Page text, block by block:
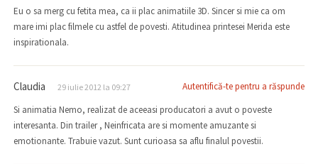
Eu o sa merg cu fetita mea, ca ii plac animatiile 3D. Sincer si mie ca om
mare imi plac filmele cu astfel de povesti. Atitudinea printesei Merida este
inspirationala.
Claudia 29 iulie 2012 la 09:27
Autentifică-te pentru a răspunde
Si animatia Nemo, realizat de aceeasi producatori a avut o poveste
interesanta. Din trailer , Neinfricata are si momente amuzante si
emotionante. Trabuie vazut. Sunt curioasa sa aflu finalul povestii.